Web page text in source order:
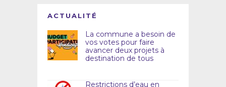
ACTUALITÉ
La commune a besoin de
vos votes pour faire
avancer deux projets à
destination de tous
Restrictions d’eau en